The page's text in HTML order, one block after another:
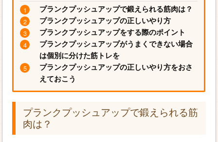
プランクプッシュアップで鍛えられる筋肉は？
プランクプッシュアップの正しいやり方
プランクプッシュアップをする際のポイント
プランクプッシュアップがうまくできない場合
は個別に分けた筋トレを
プランクプッシュアップの正しいやり方をおさ
えておこう
プランクプッシュアップで鍛えられる筋
肉は？